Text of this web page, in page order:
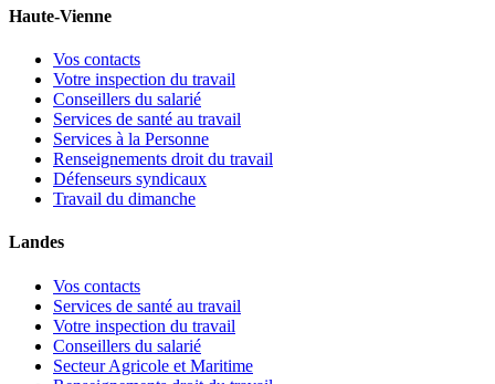
Haute-Vienne
Vos contacts
Votre inspection du travail
Conseillers du salarié
Services de santé au travail
Services à la Personne
Renseignements droit du travail
Défenseurs syndicaux
Travail du dimanche
Landes
Vos contacts
Services de santé au travail
Votre inspection du travail
Conseillers du salarié
Secteur Agricole et Maritime